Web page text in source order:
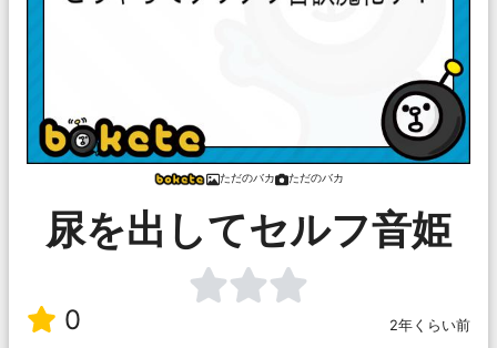
ただのバカ ただのバカ
尿を出してセルフ音姫
0 2年くらい前